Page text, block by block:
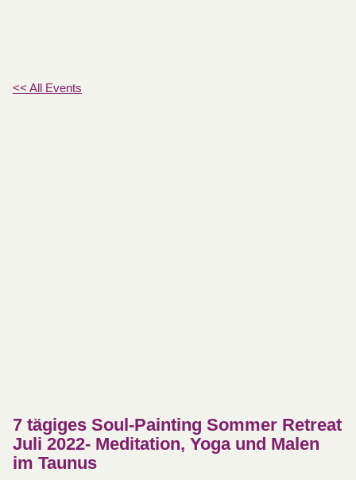
<< All Events
7 tägiges Soul-Painting Sommer Retreat
Juli 2022- Meditation, Yoga und Malen
im Taunus